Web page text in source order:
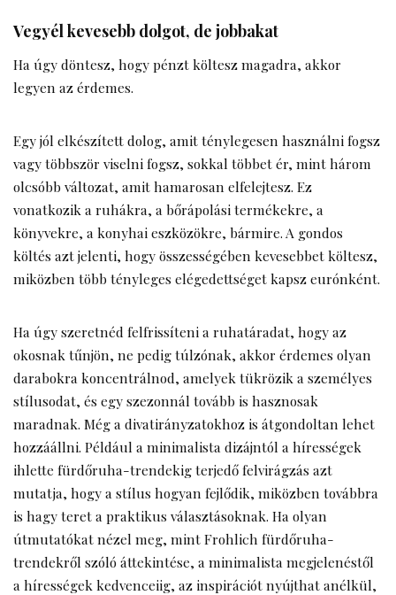
Vegyél kevesebb dolgot, de jobbakat
Ha úgy döntesz, hogy pénzt költesz magadra, akkor
legyen az érdemes.
Egy jól elkészített dolog, amit ténylegesen használni fogsz
vagy többször viselni fogsz, sokkal többet ér, mint három
olcsóbb változat, amit hamarosan elfelejtesz. Ez
vonatkozik a ruhákra, a bőrápolási termékekre, a
könyvekre, a konyhai eszközökre, bármire. A gondos
költés azt jelenti, hogy összességében kevesebbet költesz,
miközben több tényleges elégedettséget kapsz eurónként.
Ha úgy szeretnéd felfrissíteni a ruhatáradat, hogy az
okosnak tűnjön, ne pedig túlzónak, akkor érdemes olyan
darabokra koncentrálnod, amelyek tükrözik a személyes
stílusodat, és egy szezonnál tovább is hasznosak
maradnak. Még a divatirányzatokhoz is átgondoltan lehet
hozzáállni. Például a minimalista dizájntól a hírességek
ihlette fürdőruha-trendekig terjedő felvirágzás azt
mutatja, hogy a stílus hogyan fejlődik, miközben továbbra
is hagy teret a praktikus választásoknak. Ha olyan
útmutatókat nézel meg, mintFrohlich fürdőruha-
trendekről szóló áttekintése, a minimalista megjelenéstől
a hírességek kedvenceiig, az inspirációt nyújthat anélkül,